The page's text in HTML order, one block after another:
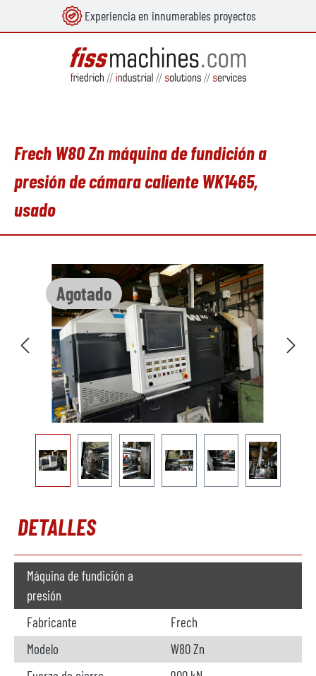
principal Experiencia en innumerables proyectos
Frech W80 Zn máquina de fundición a
presión de cámara caliente WK1465,
usado
Agotado
Omitir galería de imágenes
DETALLES
Máquina de fundición a
presión
Fabricante
Frech
Modelo
W80 Zn